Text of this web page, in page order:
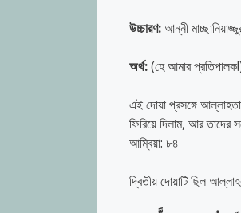
উচ্চারণ:আন্নী
অর্থ:(হে আমার
এই দোয়া প্রসঙ্গে
ফিরিয়ে দিলাম, আর
আম্বিয়া: ৮৪
দ্বিতীয় দোয়াটি ছিল